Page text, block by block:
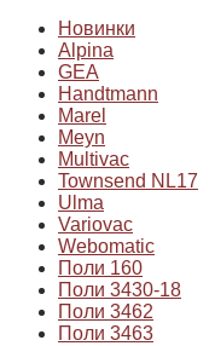
Новинки
Alpina
GEA
Handtmann
Marel
Meyn
Multivac
Townsend NL17
Ulma
Variovac
Webomatic
Поли 160
Поли 3430-18
Поли 3462
Поли 3463